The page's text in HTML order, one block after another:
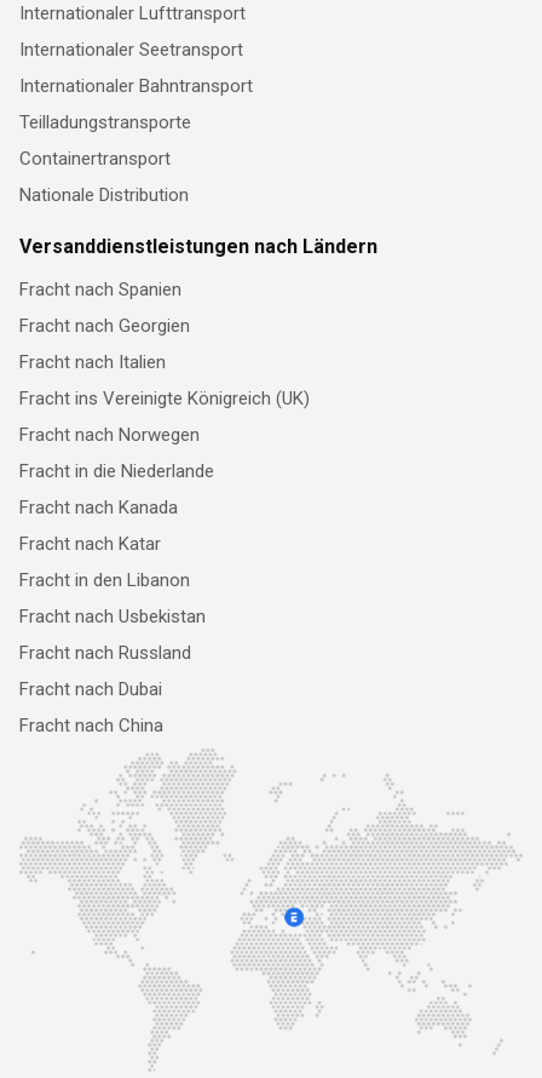
Internationaler Lufttransport
Internationaler Seetransport
Internationaler Bahntransport
Teilladungstransporte
Containertransport
Nationale Distribution
Versanddienstleistungen nach Ländern
Fracht nach Spanien
Fracht nach Georgien
Fracht nach Italien
Fracht ins Vereinigte Königreich (UK)
Fracht nach Norwegen
Fracht in die Niederlande
Fracht nach Kanada
Fracht nach Katar
Fracht in den Libanon
Fracht nach Usbekistan
Fracht nach Russland
Fracht nach Dubai
Fracht nach China